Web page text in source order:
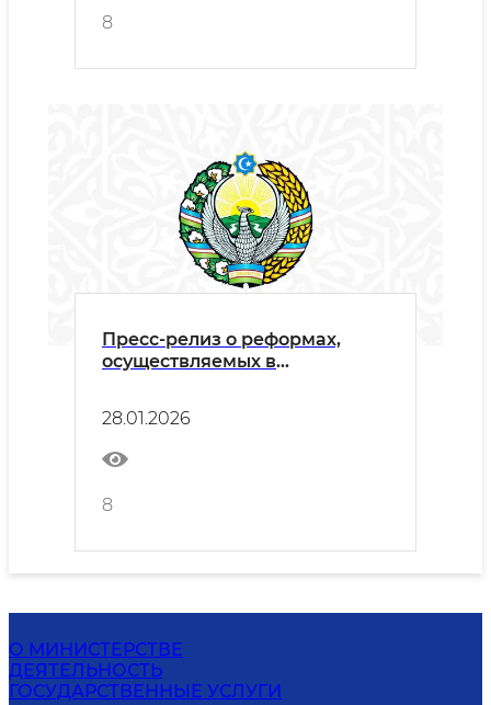
8
Пресс-релиз о реформах,
осуществляемых в
условий для повышения
профессиональной
подготовки военнослужащих
в воинских частях и
учреждениях
28.01.2026
8
О МИНИСТЕРСТВЕ
ДЕЯТЕЛЬНОСТЬ
ГОСУДАРСТВЕННЫЕ УСЛУГИ